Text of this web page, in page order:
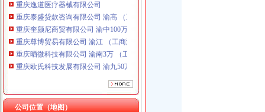
重庆泰盛贷款咨询有限公司 渝高 （工商注册）
重庆奎颜尼商贸有限公司 渝中100万 （工商注册）
重庆尊博贸易有限公司 渝江 （工商注册）
重庆晒微科技有限公司 渝南3万 （工商注册）
重庆欧氏科技发展有限公司 渝九50万 （进出口权）
重庆市明诚塑料制品有限责任公司 渝高100万 （进出口权）
重庆金品科技有限公司 渝南100万 （进出口权）
重庆凯誉网络通信技术工程有限公司 渝中300万 （工商变更）
重庆佳技维科技发展有限公司 渝南100万 （进出口权）
公司位置（地图）